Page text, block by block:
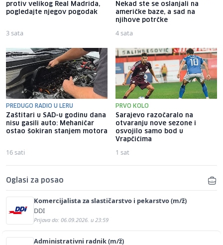
protiv velikog Real Madrida,
pogledajte njegov pogodak
3 sata
Nekad ste se oslanjali na
američke baze, a sad na
njihove potrčke
4 sata
PREDUGO RADIO U LERU
Zaštitari u SAD-u godinu dana
nisu gasili auto: Mehaničar
ostao šokiran stanjem motora
16 sati
PRVO KOLO
Sarajevo razočaralo na
otvaranju nove sezone i
osvojilo samo bod u
Vrapčićima
1 sat
Oglasi za posao
Komercijalista za slastičarstvo i pekarstvo (m/ž)
DDI
Prijava do: 06.09.2026. u 23:59
Administrativni radnik (m/ž)